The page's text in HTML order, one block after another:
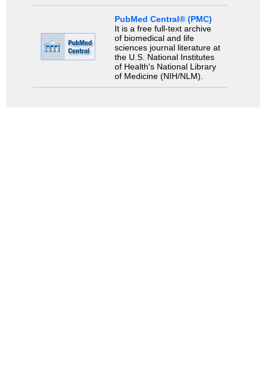
PubMed Central® (PMC)
It is a free full-text archive
of biomedical and life
sciences journal literature at
the U.S. National Institutes
of Health's National Library
of Medicine (NIH/NLM).